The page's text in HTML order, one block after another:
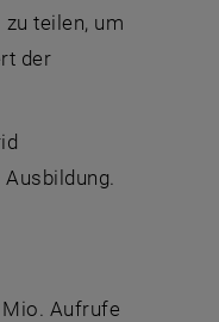
teilen, um
der
Aufrufe